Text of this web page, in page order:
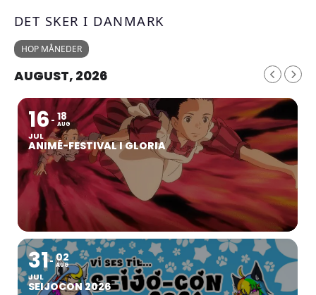
DET SKER I DANMARK
HOP MÅNEDER
AUGUST, 2026
16
JUL
18
AUG
ANIMÉ-FESTIVAL I GLORIA
31
JUL
02
AUG
SEIJOCON 2026